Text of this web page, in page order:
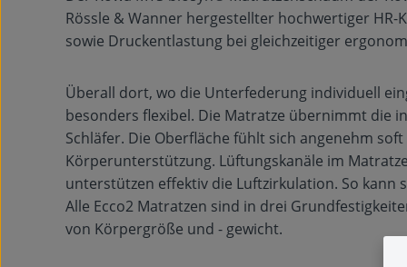
Rössle & Wanner hergestellter hochwertiger
sowie Druckentlastung bei gleichzeitiger
Überall dort, wo die Unterfederung individuell
besonders flexibel. Die Matratze übernimmt die
Schläfer. Die Oberfläche fühlt sich angenehm
Körperunterstützung. Lüftungskanäle im
unterstützen effektiv die Luftzirkulation. So kann
Alle Ecco2 Matratzen sind in drei
von Körpergröße und - gewicht.